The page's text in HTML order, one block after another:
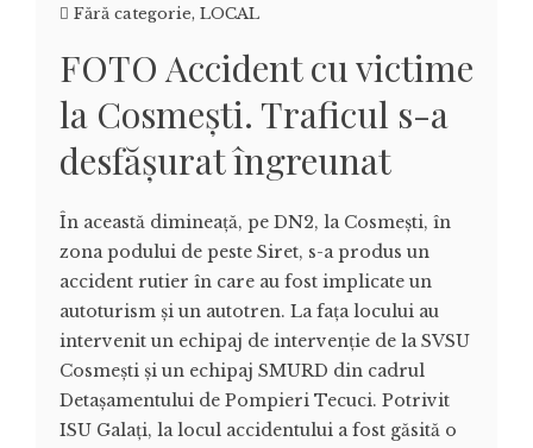
Fără categorie, LOCAL
FOTO Accident cu victime
la Cosmești. Traficul s-a
desfășurat îngreunat
În această dimineață, pe DN2, la Cosmești, în
zona podului de peste Siret, s-a produs un
accident rutier în care au fost implicate un
autoturism și un autotren. La fața locului au
intervenit un echipaj de intervenție de la SVSU
Cosmești și un echipaj SMURD din cadrul
Detașamentului de Pompieri Tecuci. Potrivit
ISU Galați, la locul accidentului a fost găsită o